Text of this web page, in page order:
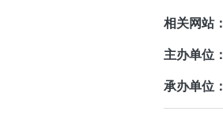
相关网站：
主办单位：
承办单位：